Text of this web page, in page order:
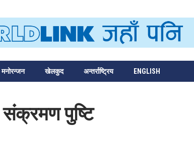
मनोरन्जन खेलकुद अन्तर्राष्ट्रिय ENGLISH
पुष्टि